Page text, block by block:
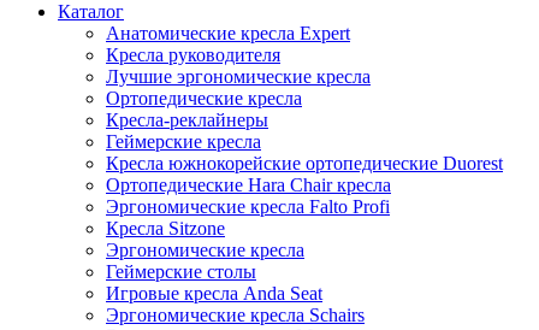
Каталог
Анатомические кресла Expert
Кресла руководителя
Лучшие эргономические кресла
Ортопедические кресла
Кресла-реклайнеры
Геймерские кресла
Кресла южнокорейские ортопедические Duorest
Ортопедические Hara Chair кресла
Эргономические кресла Falto Profi
Кресла Sitzone
Эргономические кресла
Геймерские столы
Игровые кресла Anda Seat
Эргономические кресла Schairs